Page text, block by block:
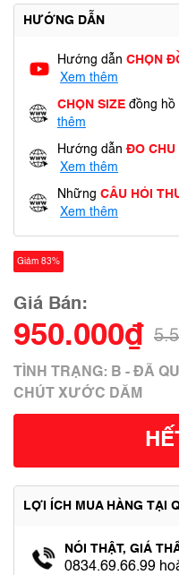
HƯỚNG DẪN
Hướng dẫn CHỌN
Xem thêm
CHỌN SIZE đồng hồ
thêm
Hướng dẫn ĐO CHU
Xem thêm
Những CÂU HỎI
Xem thêm
Giảm 83%
Giá Bán:
950.000₫
TÌNH TRẠNG: B - ĐÃ
CHÚT XƯỚC DĂM
LỢI ÍCH MUA HÀNG TẠI
NÓI THẬT, GIÁ
0834.69.66.99